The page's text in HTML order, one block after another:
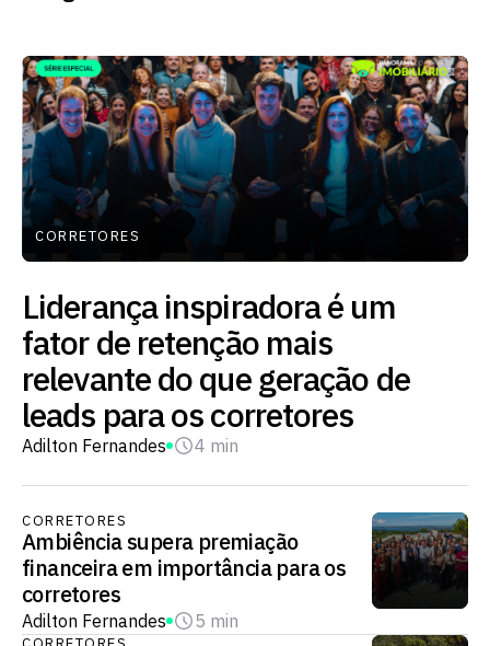
CORRETORES
Liderança inspiradora é um
fator de retenção mais
relevante do que geração de
leads para os corretores
Adilton Fernandes 4 min
CORRETORES
Ambiência supera premiação
financeira em importância para os
corretores
Adilton Fernandes 5 min